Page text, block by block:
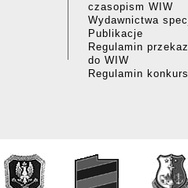
czasopism WIW
Wydawnictwa
Publikacje
Regulamin
do WIW
Regulamin